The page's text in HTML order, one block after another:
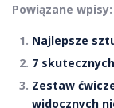
Powiązane wpisy:
Najlepsze
7
Zestaw
widocznych